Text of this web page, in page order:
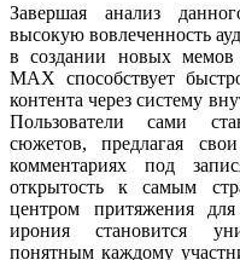
Завершая анализ
высокую вовлеченность
в создании новых мемов
MAX способствует
контента через систему
Пользователи сами
сюжетов, предлагая
комментариях под
открытость к самым
центром притяжения
ирония становится
понятным каждому